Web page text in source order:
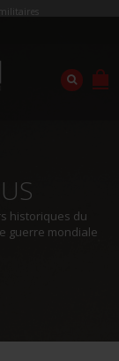
historiques du
guerre mondiale